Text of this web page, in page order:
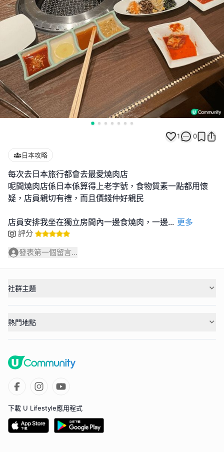
1 0
日本攻略
每次去日本旅行都會去最愛燒肉店
呢間燒肉店係日本係算得上老字號，食物質素一點都用懷
疑，店員親切有禮，而且價錢仲好親民
店員安排我坐在獨立房間內一邊食燒肉，一邊... 更多
評分
發表第一個留言...
社群主題
熱門地點
下載 U Lifestyle應用程式